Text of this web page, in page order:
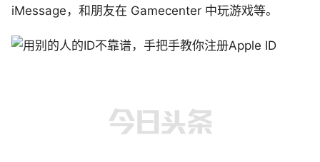
iMessage，和朋友在 Gamecenter 中玩游戏等。